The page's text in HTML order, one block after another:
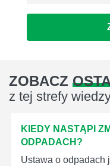
ZOBACZ
z tej strefy
KIEDY NASTĄPI
ODPADACH?
Ustawa o odpadach